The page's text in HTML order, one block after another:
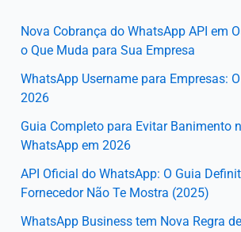
Nova Cobrança do WhatsApp API em
o Que Muda para Sua Empresa
WhatsApp Username para Empresas:
2026
Guia Completo para Evitar Banimento
WhatsApp em 2026
API Oficial do WhatsApp: O Guia
Fornecedor Não Te Mostra (2025)
WhatsApp Business tem Nova Regra